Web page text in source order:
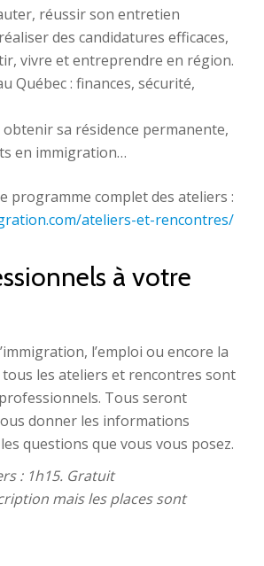
réussir son entretien
des candidatures efficaces,
vivre et entreprendre en région.
Québec : finances, sécurité,
sa résidence permanente,
en immigration…
programme complet des ateliers :
ateliers-et-rencontres/
à votre
l’emploi ou encore la
les ateliers et rencontres sont
Tous seront
donner les informations
questions que vous vous posez.
: 1h15. Gratuit
mais les places sont